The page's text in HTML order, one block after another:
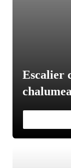
Escalier